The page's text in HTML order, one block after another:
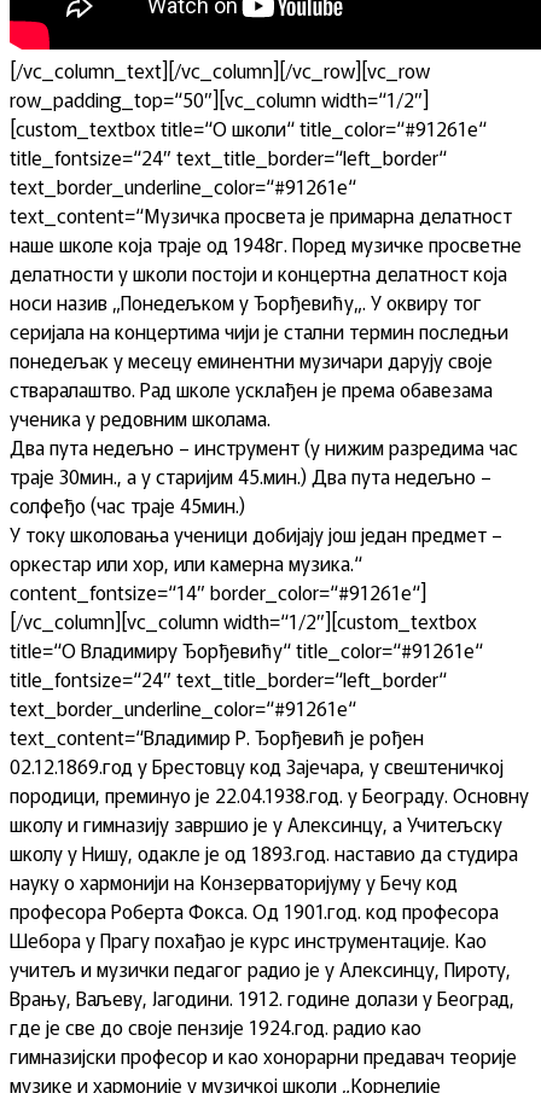
[/vc_column_text][/vc_column][/vc_row][vc_row
row_padding_top=“50″][vc_column width=“1/2″]
[custom_textbox title=“О школи“ title_color=“#91261e“
title_fontsize=“24″ text_title_border=“left_border“
text_border_underline_color=“#91261e“
text_content=“Музичка просвета је примарна делатност
наше школе која траје од 1948г. Поред музичке просветне
делатности у школи постоји и концертна делатност која
носи назив „Понедељком у Ђорђевићу„. У оквиру тог
серијала на концертима чији је стални термин последњи
понедељак у месецу еминентни музичари дарују своје
стваралаштво. Рад школе усклађен је према обавезама
ученика у редовним школама.
Два пута недељно – инструмент (у нижим разредима час
траје 30мин., а у старијим 45.мин.) Два пута недељно –
солфеђо (час траје 45мин.)
У току школовања ученици добијају још један предмет –
оркестар или хор, или камерна музика.“
content_fontsize=“14″ border_color=“#91261e“]
[/vc_column][vc_column width=“1/2″][custom_textbox
title=“О Владимиру Ђорђевићу“ title_color=“#91261e“
title_fontsize=“24″ text_title_border=“left_border“
text_border_underline_color=“#91261e“
text_content=“Владимир Р. Ђорђевић је рођен
02.12.1869.год у Брестовцу код Зајечара, у свештеничкој
породици, преминуо је 22.04.1938.год. у Београду. Основну
школу и гимназију завршио је у Алексинцу, а Учитељску
школу у Нишу, одакле је од 1893.год. наставио да студира
науку о хармонији на Конзерваторијуму у Бечу код
професора Роберта Фокса. Од 1901.год. код професора
Шебора у Прагу похађао је курс инструментације. Као
учитељ и музички педагог радио је у Алексинцу, Пироту,
Врању, Ваљеву, Јагодини. 1912. године долази у Београд,
где је све до своје пензије 1924.год. радио као
гимназијски професор и као хонорарни предавач теорије
музике и хармоније у музичкој школи „Корнелије